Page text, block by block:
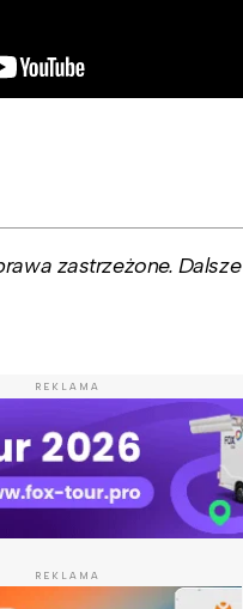
zastrzeżone.
REKLAMA
REKLAMA